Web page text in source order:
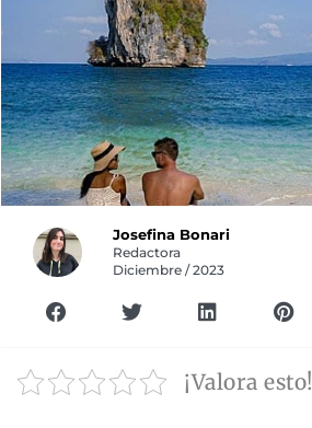
Josefina Bonari
Redactora
Diciembre / 2023
¡Valora esto!